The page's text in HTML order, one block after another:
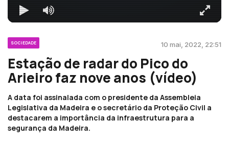
SOCIEDADE 10 mai, 2022, 22:51
Estação de radar do Pico do
Arieiro faz nove anos (vídeo)
A data foi assinalada com o presidente da Assembleia
Legislativa da Madeira e o secretário da Proteção Civil a
destacarem a importância da infraestrutura para a
segurança da Madeira.